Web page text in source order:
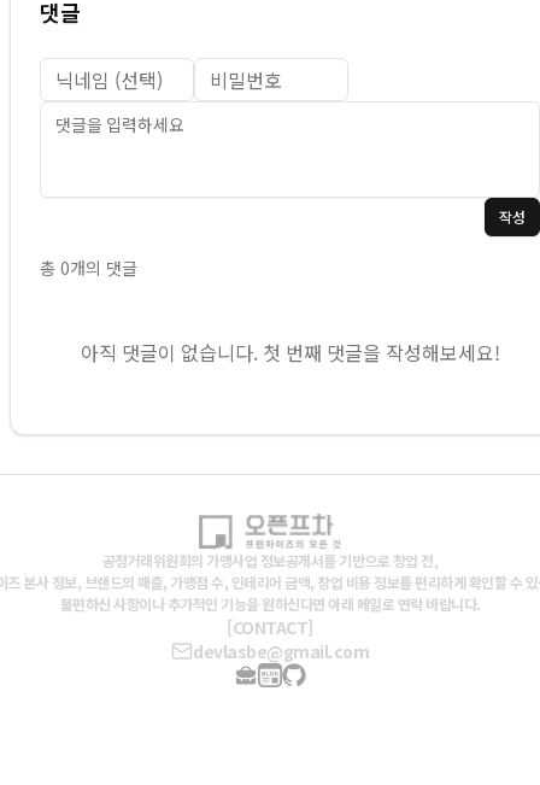
댓글
작성
총 0개의 댓글
아직 댓글이 없습니다. 첫 번째 댓글을 작성해보세요!
공정거래위원회의 가맹사업 정보공개서를 기반으로 창업 전,
즈 본사 정보, 브랜드의 매출, 가맹점 수, 인테리어 금액, 창업 비용 정보를 편리하게 확인할 수
불편하신 사항이나 추가적인 기능을 원하신다면 아래 메일로 연락 바랍니다.
[CONTACT]
devlasbe@gmail.com